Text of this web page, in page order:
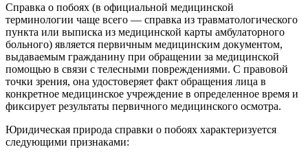
Справка о побоях (в официальной медицинской
терминологии чаще всего — справка из травматологического
пункта или выписка из медицинской карты амбулаторного
больного) является первичным медицинским документом,
выдаваемым гражданину при обращении за медицинской
помощью в связи с телесными повреждениями. С правовой
точки зрения, она удостоверяет факт обращения лица в
конкретное медицинское учреждение в определенное время и
фиксирует результаты первичного медицинского осмотра.
Юридическая природа справки о побоях характеризуется
следующими признаками: